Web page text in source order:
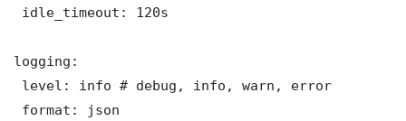
idle_timeout: 120s
logging:
level: info # debug, info, warn, error
format: json